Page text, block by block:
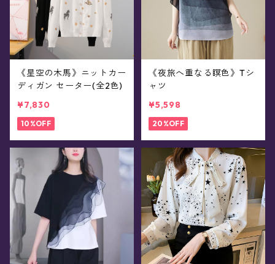
《星空の木馬》ニットカー
ディガン セーター(全2色)
¥7,830
10%OFF
《夜旅へ重なる瞑色》Tシ
ャツ
¥5,598
20%OFF